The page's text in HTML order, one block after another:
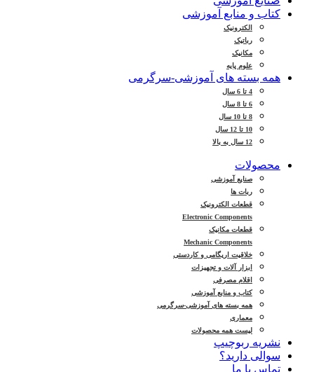
کتاب و منابع آموزشی
الکترونیک
رباتیک
مکانیک
علوم پایه
همه بسته های آموزشی-سرگرمی
4 تا 6 سال
6 تا 8 سال
8 تا 10 سال
10 تا 12 سال
12 سال به بالا
محصولات
صنایع آموزشی
ربات ها
قطعات الکترونیک
Electronic Components
قطعات مکانیک
Mechanic Components
خلاقیت اریگامی و کاردستی
ابزار آلات و تجهیزات
اقلام مصرفی
کتاب و منابع آموزشی
همه بسته های آموزشی-سرگرمی
معماری
لیست همه محصولات
نشریه ربوچیپ
سوالی دارید؟
تماس با ما